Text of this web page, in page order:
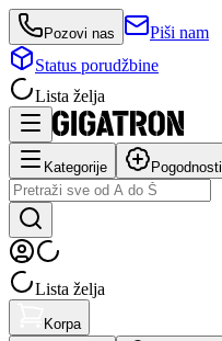
Pozovi nas
Piši nam
Status porudžbine
Lista želja
Kategorije Pogodnosti
Lista želja
Korpa